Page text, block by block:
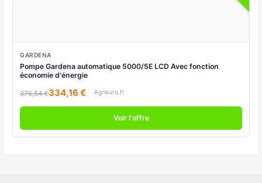
GARDENA
Pompe Gardena automatique 5000/5E LCD Avec fonction
économie d'énergie
375,54 €334,16 € Agrieuro.fr
Voir l'offre